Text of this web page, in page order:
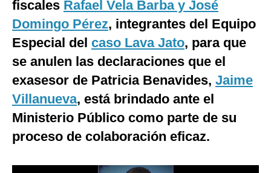
Internacional
Tecnología
Club del Suscriptor
Mix
G de Gestión
Notas Contratadas
fiscales Rafael Vela Barba y José
Domingo Pérez, integrantes del Equipo
Especial del caso Lava Jato, para que
se anulen las declaraciones que el
exasesor de Patricia Benavides, Jaime
Villanueva, está brindado ante el
Ministerio Público como parte de su
proceso de colaboración eficaz.